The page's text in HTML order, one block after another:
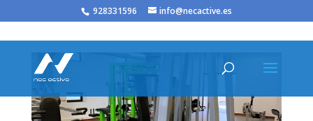
/* JS para menú plegable móvil Divi */
928331596 info@necactive.es